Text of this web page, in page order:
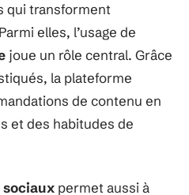
qui transforment
elles, l’usage de
joue un rôle central. Grâce
la plateforme
de contenu en
et des habitudes de
sociaux permet aussi à